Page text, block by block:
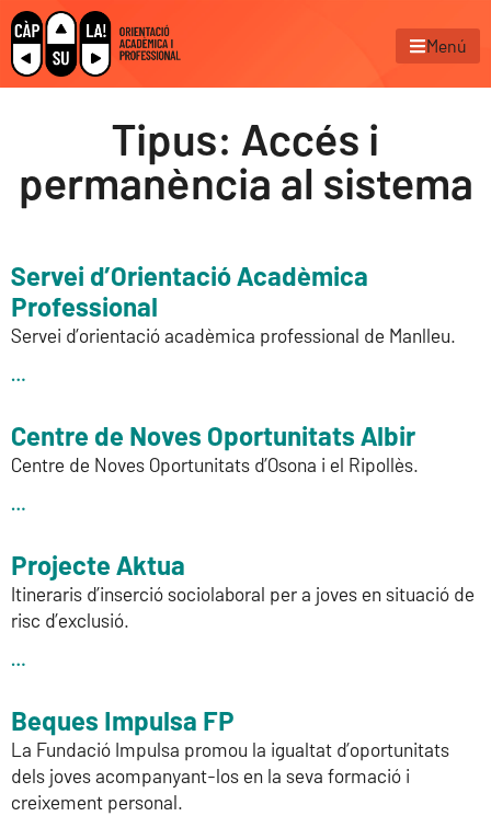
Menú
Tipus: Accés i
permanència al sistema
Servei d’Orientació Acadèmica
Professional
Servei d’orientació acadèmica professional de Manlleu.
…
Centre de Noves Oportunitats Albir
Centre de Noves Oportunitats d’Osona i el Ripollès.
…
Projecte Aktua
Itineraris d’inserció sociolaboral per a joves en situació de
risc d’exclusió.
…
Beques Impulsa FP
La Fundació Impulsa promou la igualtat d’oportunitats
dels joves acompanyant-los en la seva formació i
creixement personal.